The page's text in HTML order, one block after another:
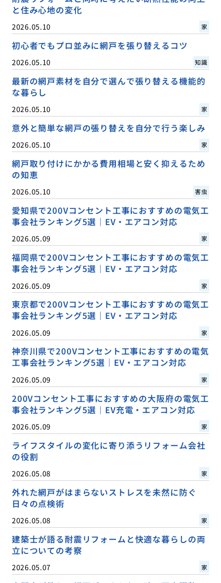
と住み心地の変化
2026.05.10 家
初心者でもプロ並みに網戸を張り替えるコツ
2026.05.10 知識
最新の網戸素材を自分で選んで張り替える機能的
な暮らし
2026.05.10 家
意外と簡単な網戸の張り替えを自分で行う楽しみ
2026.05.10 家
網戸取り付けにかかる費用相場と安く抑えるため
の知恵
2026.05.10 害虫
愛知県で200Vコンセント工事におすすめの電気工
事会社ランキング5選｜EV・エアコン対応
2026.05.09 家
福岡県で200Vコンセント工事におすすめの電気工
事会社ランキング5選｜EV・エアコン対応
2026.05.09 家
東京都で200Vコンセント工事におすすめの電気工
事会社ランキング5選｜EV・エアコン対応
2026.05.09 家
神奈川県で200Vコンセント工事におすすめの電気
工事会社ランキング5選｜EV・エアコン対応
2026.05.09 家
200Vコンセント工事におすすめの大阪府の電気工
事会社ランキング5選｜EV充電・エアコン対応
2026.05.09 家
ライフスタイルの変化に寄り添うリフォーム会社
の役割
2026.05.08 家
外れた網戸がはまらないストレスを未然に防ぐ
日々の点検術
2026.05.08 家
建築士が語る耐震リフォームと快適な暮らしの両
立についての考察
2026.05.07 家